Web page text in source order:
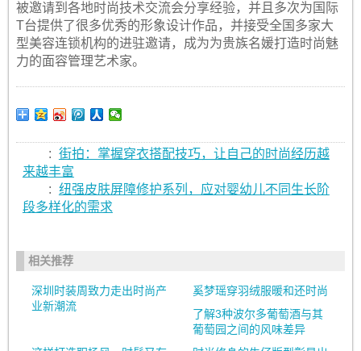
被邀请到各地时尚技术交流会分享经验，并且多次为国际
T台提供了很多优秀的形象设计作品，并接受全国多家大
型美容连锁机构的进驻邀请，成为为贵族名媛打造时尚魅
力的面容管理艺术家。
: 街拍：掌握穿衣搭配技巧，让自己的时尚经历越
来越丰富
: 纽强皮肤屏障修护系列，应对婴幼儿不同生长阶
段多样化的需求
相关推荐
深圳时装周致力走出时尚产
业新潮流
奚梦瑶穿羽绒服暖和还时尚
了解3种波尔多葡萄酒与其
葡萄园之间的风味差异